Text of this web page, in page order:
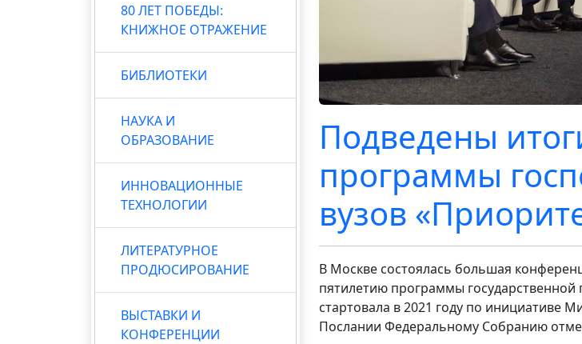
80 ЛЕТ ПОБЕДЫ:
КНИЖНОЕ ОТРАЖЕНИЕ
БИБЛИОТЕКИ
НАУКА И
ОБРАЗОВАНИЕ
ИННОВАЦИОННЫЕ
ТЕХНОЛОГИИ
ЛИТЕРАТУРНОЕ
ПРОДЮСИРОВАНИЕ
ВЫСТАВКИ И
КОНФЕРЕНЦИИ
Подведены
программы
вузов
В Москве состоялась большая
пятилетию программы государственной
стартовала в 2021 году по инициативе
Послании Федеральному Собранию